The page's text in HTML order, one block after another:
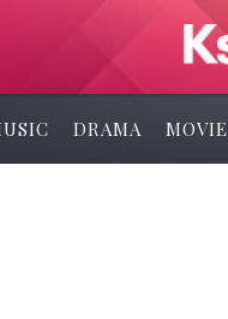
DRAMA MOVIE